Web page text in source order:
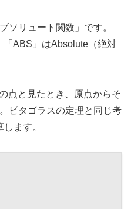
ソリュート関数」です。
「ABS」はAbsolute（絶対
点と見たとき、原点からそ
ピタゴラスの定理と同じ考
します。